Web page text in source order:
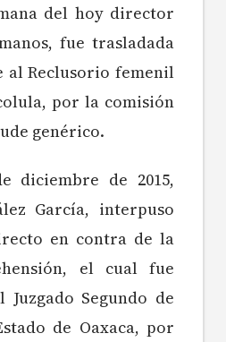
del hoy director
fue trasladada
al Reclusorio femenil
por la comisión
genérico.
diciembre de 2015,
García, interpuso
en contra de la
el cual fue
Segundo de
de Oaxaca, por